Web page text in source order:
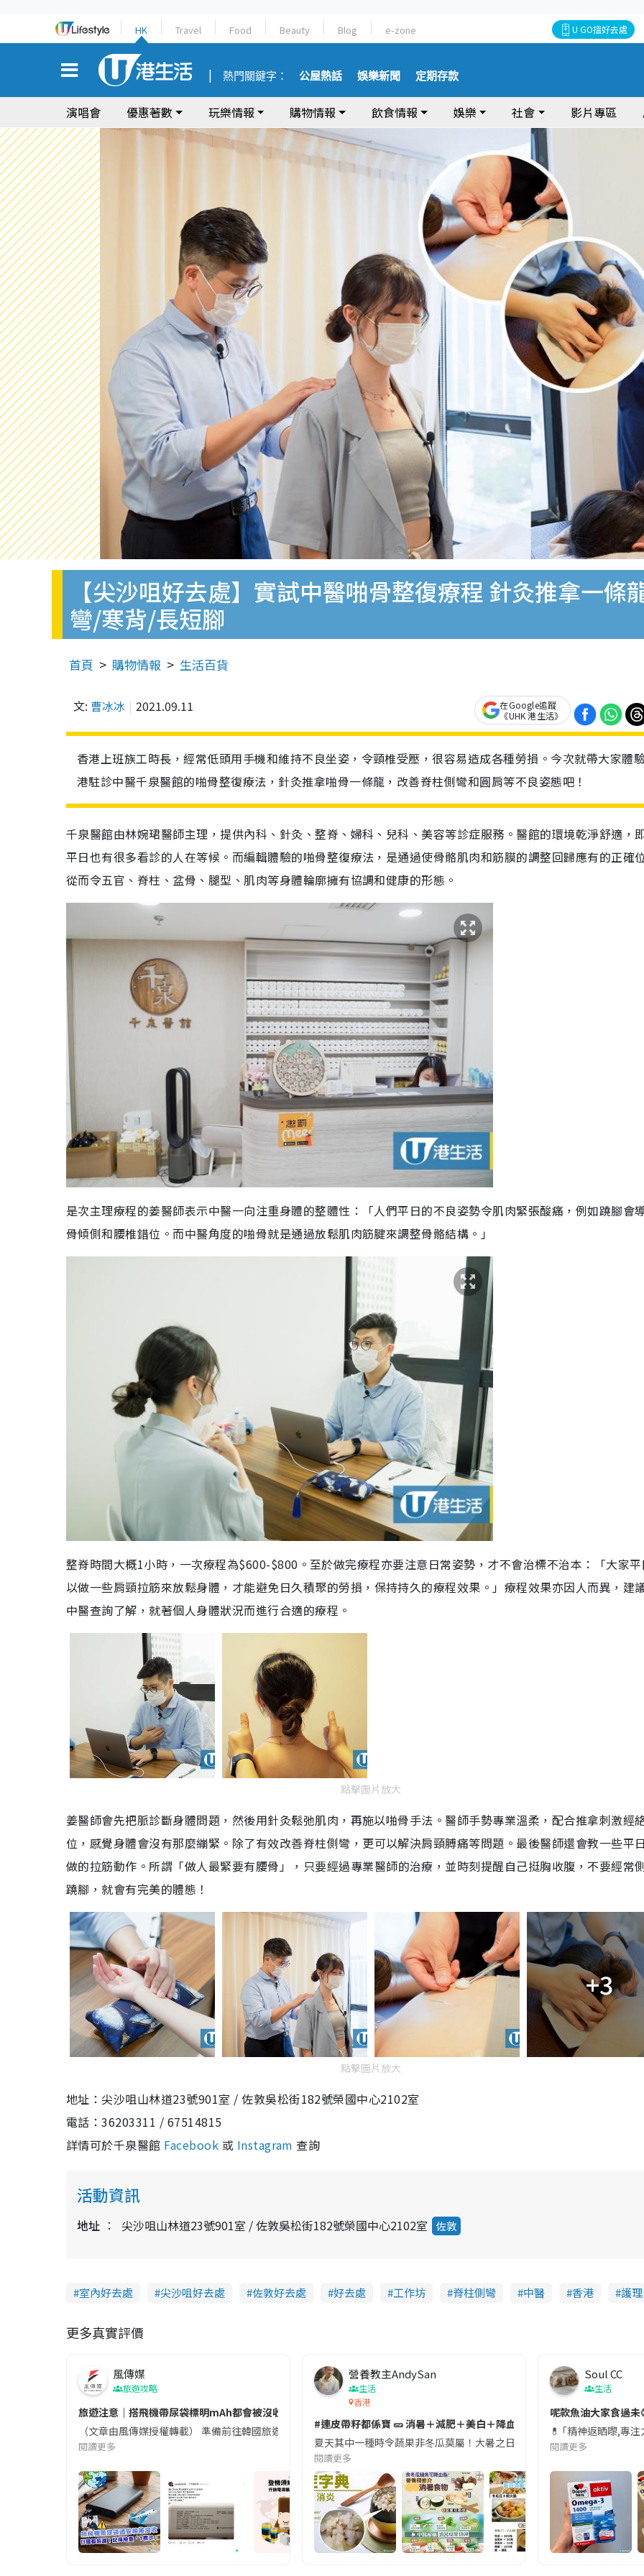
HK Travel Food Beauty Blog e-zone U GO搵好去處
熱門關鍵字： 公屋熱話 娛樂新聞 定期存款
演唱會 優惠著數 玩樂情報 購物情報 飲食情報 娛樂 社會 影片專區
【尖沙咀好去處】實試中醫啪骨整復療程 針灸推拿一條
彎/寒背/長短腳
首頁 購物情報 生活百貨
文: 曹冰冰 2021.09.11
在Google追蹤
《UHK 港生活》
香港上班族工時長，經常低頭用手機和維持不良坐姿，令頸椎受壓，很容易造成各種勞損。今次就帶大家體
港駐診中醫千泉醫館的啪骨整復療法，針灸推拿啪骨一條龍，改善脊柱側彎和圓肩等不良姿態吧！
千泉醫館由林婉珺醫師主理，提供內科、針灸、整脊、婦科、兒科、美容等診症服務。醫館的環境乾淨舒適，
平日也有很多看診的人在等候。而編輯體驗的啪骨整復療法，是通過使骨骼肌肉和筋膜的調整回歸應有的正確
從而令五官、脊柱、盆骨、腿型、肌肉等身體輪廓擁有協調和健康的形態。
是次主理療程的姜醫師表示中醫一向注重身體的整體性：「人們平日的不良姿勢令肌肉緊張酸痛，例如蹺腳會
骨傾側和腰椎錯位。而中醫角度的啪骨就是通過放鬆肌肉筋腱來調整骨骼結構。 」
整脊時間大概1小時，一次療程為$600-$800。 至於做完療程亦要注意日常姿勢，才不會治標不治本：
「大家
以做一些肩頸拉筋來放鬆身體，才能避免日久積聚的勞損， 保持持久的療程效果。 」療程效果亦因人而異， 建
中醫查詢了解，就著個人身體狀況而進行合適的療程。
點擊圖片放大
姜醫師會先把脈診斷身體問題，然後用針灸鬆弛肌肉，再施以啪骨手法。醫師手勢專業溫柔，配合推拿刺激經
位， 感覺身體會沒有那麼繃緊。 除了有效改善脊柱側彎，更可以解決肩頸膊痛等問題。 最後醫師還會教一些平
做的拉筋動作。 所謂 「做人 最緊要有腰骨 」 ，只要經過專業醫師的治療，並時刻提醒自己挺胸收腹，不要經常
蹺腳，就會有完美的體態！
+3
點擊圖片放大
地址：尖沙咀山林道23號901室 / 佐敦吳松街182號榮國中心2102室
電話：36203311 / 67514815
詳情可於千泉醫館 Facebook 或 Instagram 查詢
活動資訊
地址 尖沙咀山林道23號901室 / 佐敦吳松街182號榮國中心2102室 佐敦
室內好去處 尖沙咀好去處 佐敦好去處 好去處 工作坊 脊柱側彎 中醫 香港 護理
更多真實評價
風傳媒
旅遊攻略
旅遊注意｜搭飛機帶尿袋標明mAh都會被沒收😱出發前切記檢查「1標示」🚨
（文章由風傳媒授權轉載） 準備前往韓國旅遊的民眾，近期要特別留意隨身行李中的行動電源。一名旅客日前在機場安檢
閱讀更多
營養教主AndySan
生活
香港
#連皮帶籽都係寶 🥒 消暑＋減肥＋美白＋降血脂
夏天其中一種時令蔬果非冬瓜莫屬！大暑之日，點都要飲碗冬瓜湯消暑
閱讀更多
Soul CC
生活
呢款魚油大家食過未
💊 ｢精神返晒嚟,專
閱讀更多